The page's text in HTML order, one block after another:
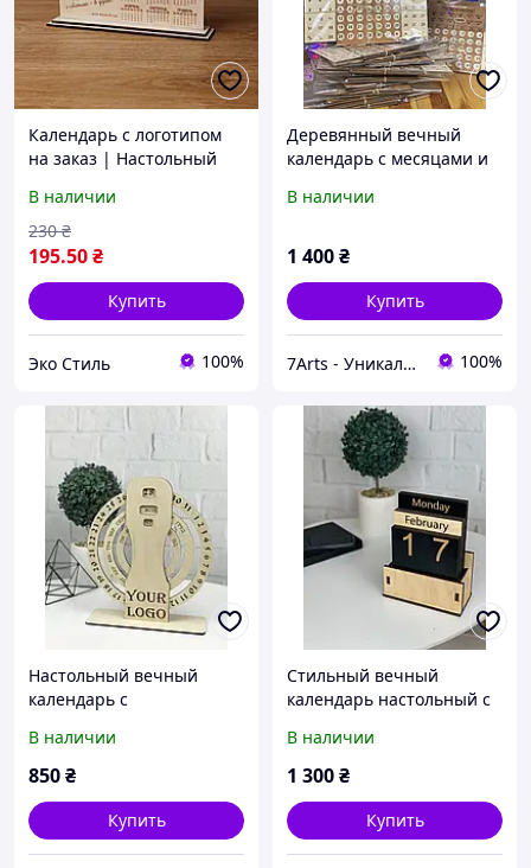
Календарь с логотипом
на заказ | Настольный
брендированный
календарь с вашим
логотипом
В наличии
195.50₴
230 ₴
Купить
Эко Стиль 100%
Деревянный вечный
календарь с месяцами и
В наличии
1 400₴
Купить
7Arts - Уникальные подарки из дерева! 100%
Настольный вечный
календарь с
гравировкой или
логотипом на заказ
В наличии
850₴
Купить
Стильный вечный
календарь настольный с
гравировкой на заказ
В наличии
1 300₴
Купить